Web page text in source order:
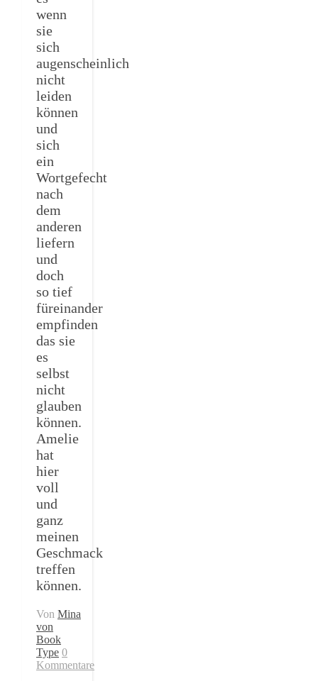
wenn
sie
sich
augenscheinlich
nicht
leiden
können
und
sich
ein
Wortgefecht
nach
dem
anderen
liefern
und
doch
so tief
füreinander
empfinden
das sie
es
selbst
nicht
glauben
können.
Amelie
hat
hier
voll
und
ganz
meinen
Geschmack
treffen
können.
Von Mina
von
Book
Type 0
Kommentare